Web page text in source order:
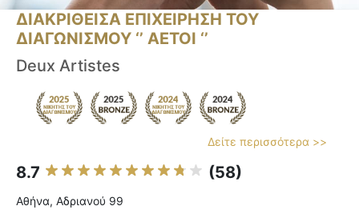
ΔΙΑΚΡΙΘΕΙΣΑ ΕΠΙΧΕΙΡΗΣΗ ΤΟΥ
ΔΙΑΓΩΝΙΣΜΟΥ ‘’ ΑΕΤΟΙ ‘’
Deux Artistes
Δείτε περισσότερα >>
8.7 (58)
Αθήνα, Αδριανού 99